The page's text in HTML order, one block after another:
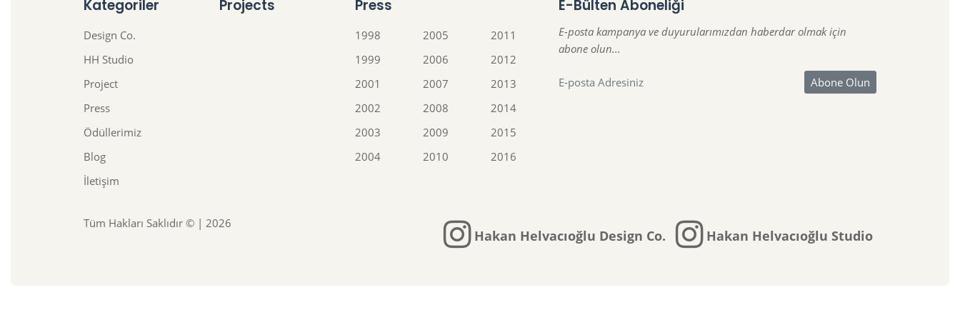
Kategoriler
Design Co.
HH Studio
Project
Press
Ödüllerimiz
Blog
İletişim
Projects Press
1998
1999
2001
2002
2003
2004
2005
2006
2007
2008
2009
2010
2011
2012
2013
2014
2015
2016
E-Bülten Aboneliği
E-posta kampanya ve duyurularımızdan haberdar olmak için
abone olun...
Tüm Hakları Saklıdır © | 2026
Hakan Helvacıoğlu Design Co. Hakan Helvacıoğlu Studio